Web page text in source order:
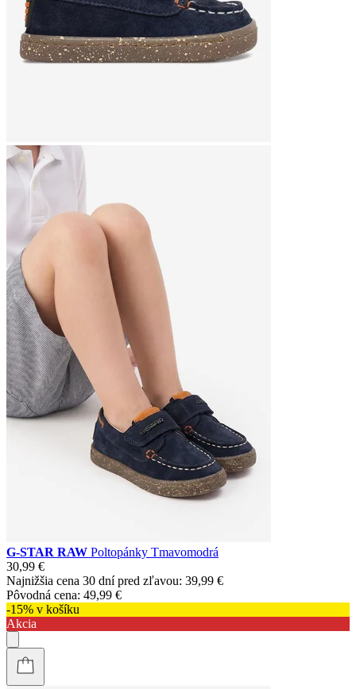
G-STAR RAW Poltopánky Tmavomodrá
30,99 €
Najnižšia cena 30 dní pred zľavou: 39,99 €
Pôvodná cena: 49,99 €
-15% v košíku
Akcia